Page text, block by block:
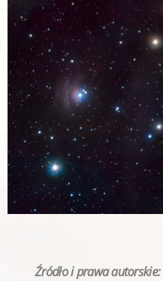
Źródło i prawa autorskie: